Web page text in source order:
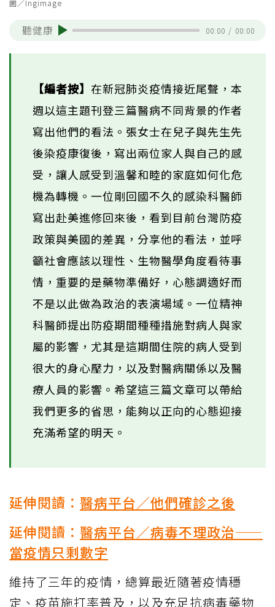
圖／Ingimage
聽健康 00:00 / 00:00
【編者按】 在新冠肺炎疫情接近尾聲，本
週以這主題刊登三篇醫病不同背景的作者
寫出他們的看法。張女士在兒子與先生先
後染疫康復後，寫出兩位家人與自己的感
受，讓人感受到溫馨和睦的家庭如何化危
機為轉機。一位剛回國不久的感染科醫師
寫出赴美進修回來後，看到目前台灣防疫
政策與美國的差異，分享他的看法，並呼
籲社會應該以理性、生物醫學角度看待事
情，重要的是藥物準備好，心態調適好而
不是以此做為政治的表演場域。一位精神
科醫師提出防疫期間種種措施對病人與家
屬的影響，尤其是這期間住院的病人受到
很大的身心壓力，以及對醫病關係以及醫
療人員的影響。希望這三篇文章可以帶給
我們更多的省思，能夠以正向的心態迎接
充滿希望的明天。
延伸閱讀： 醫病平台／他們確診之後
延伸閱讀： 醫病平台／病毒不理政治——
當疫情只剩數字
維持了三年的疫情，總算最近隨著疫情穩
定、疫苗施打率普及，以及充足抗病毒藥物